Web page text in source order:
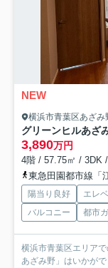
NEW
横浜市青葉区あざみ
グリーンヒルあざ
3,890万円
4階 / 57.75㎡ / 3DK
東急田園都市線「
陽当り良好 エレ
バルコニー
都市
横浜市青葉区エリア
あざみ野」はいかが